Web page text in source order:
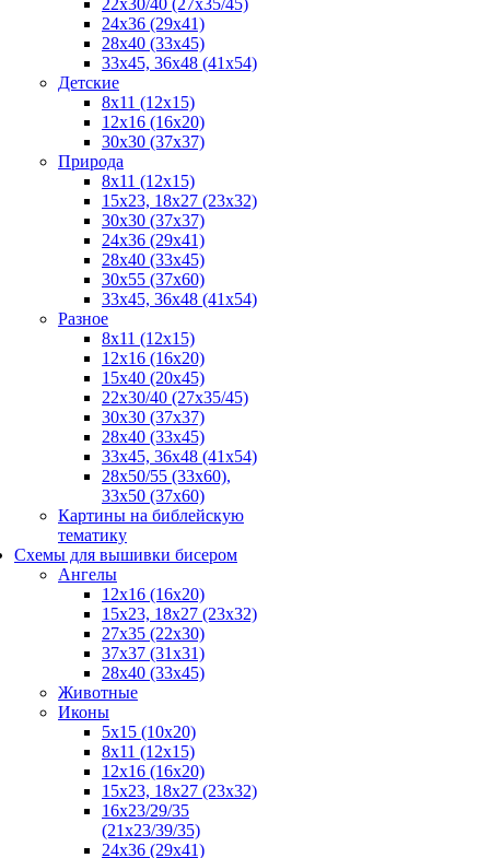
22x30/40 (27x35/45)
24х36 (29х41)
28х40 (33х45)
33х45, 36х48 (41х54)
Детские
8x11 (12x15)
12x16 (16x20)
30x30 (37x37)
Природа
8x11 (12x15)
15x23, 18х27 (23х32)
30х30 (37х37)
24х36 (29х41)
28x40 (33x45)
30x55 (37x60)
33х45, 36х48 (41х54)
Разное
8х11 (12х15)
12x16 (16х20)
15x40 (20x45)
22х30/40 (27х35/45)
30х30 (37х37)
28х40 (33х45)
33х45, 36х48 (41х54)
28х50/55 (33х60),
33x50 (37x60)
Картины на библейскую
тематику
Схемы для вышивки бисером
Ангелы
12х16 (16х20)
15x23, 18х27 (23х32)
27х35 (22х30)
37x37 (31x31)
28х40 (33х45)
Животные
Иконы
5x15 (10х20)
8x11 (12х15)
12x16 (16х20)
15x23, 18х27 (23х32)
16х23/29/35
(21х23/39/35)
24x36 (29х41)